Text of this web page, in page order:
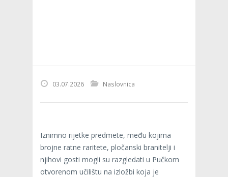
03.07.2026 Naslovnica
Iznimno rijetke predmete, među kojima
brojne ratne raritete, pločanski branitelji i
njihovi gosti mogli su razgledati u Pučkom
otvorenom učilištu na izložbi koja je